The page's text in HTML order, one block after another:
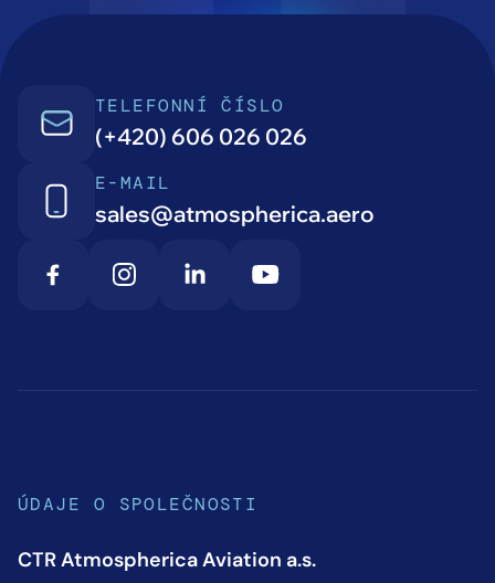
TELEFONNÍ ČÍSLO
(+420) 606 026 026
E-MAIL
sales@atmospherica.aero
ÚDAJE O SPOLEČNOSTI
CTR Atmospherica Aviation a.s.